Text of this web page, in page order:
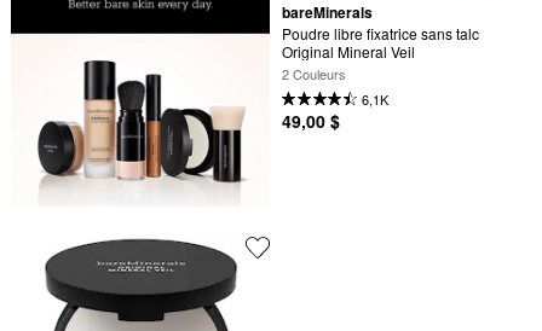
bareMinerals
Poudre libre fixatrice sans talc
Original Mineral Veil
2 Couleurs
6,1K
49,00 $